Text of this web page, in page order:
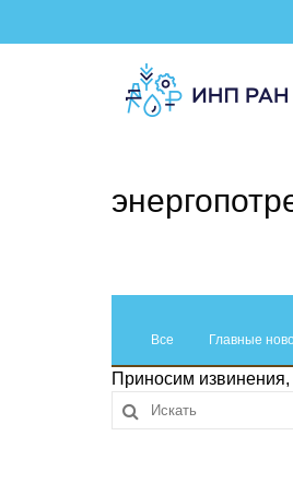
Все Главные
Приносим